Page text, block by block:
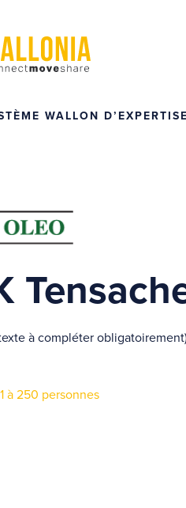
WALLON
à compléter
à 250 personnes